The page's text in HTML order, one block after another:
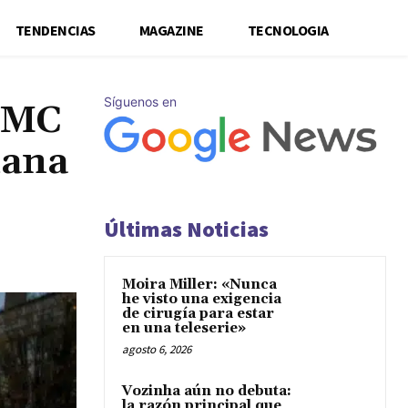
TENDENCIAS MAGAZINE TECNOLOGIA
Síguenos en
Últimas Noticias
Moira Miller: «Nunca
he visto una exigencia
de cirugía para estar
en una teleserie»
agosto 6, 2026
Vozinha aún no debuta: